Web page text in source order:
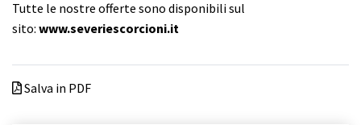
Tutte le nostre offerte sono disponibili sul
sito: www.severiescorcioni.it
Salva in PDF